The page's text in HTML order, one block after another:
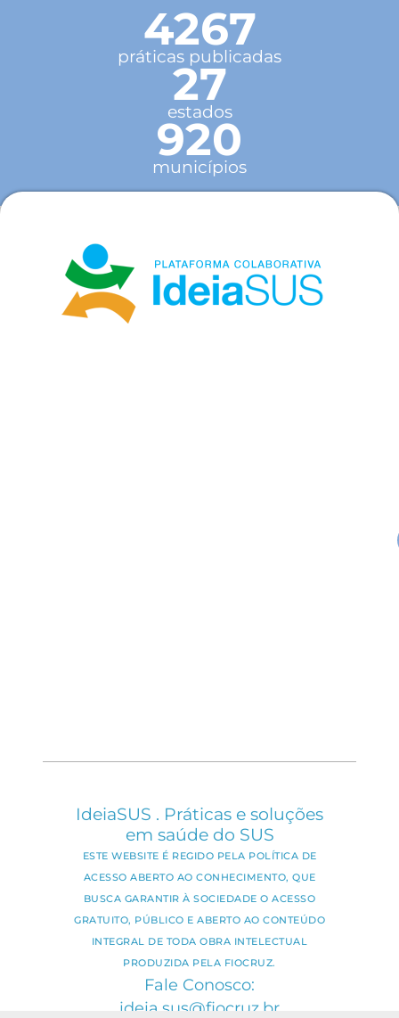
4267
práticas publicadas
27
estados
920
municípios
IdeiaSUS . Práticas e soluções
em saúde do SUS
ESTE WEBSITE É REGIDO PELA POLÍTICA DE
ACESSO ABERTO AO CONHECIMENTO, QUE
BUSCA GARANTIR À SOCIEDADE O ACESSO
GRATUITO, PÚBLICO E ABERTO AO CONTEÚDO
INTEGRAL DE TODA OBRA INTELECTUAL
PRODUZIDA PELA FIOCRUZ.
Fale Conosco:
ideia.sus@fiocruz.br